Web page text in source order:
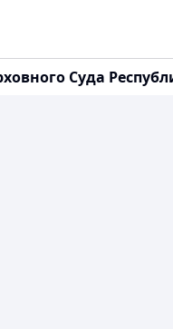
Суда